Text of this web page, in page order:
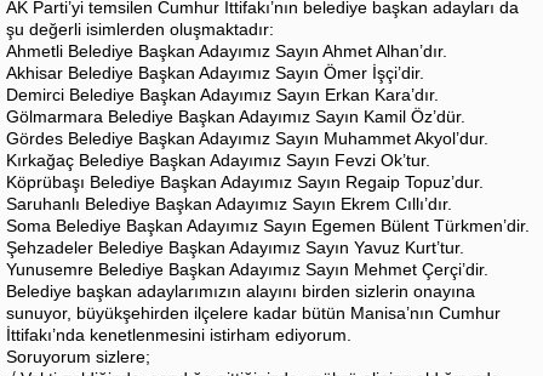
AK Parti’yi temsilen Cumhur İttifakı’nın belediye başkan adayları da
şu değerli isimlerden oluşmaktadır:
Ahmetli Belediye Başkan Adayımız Sayın Ahmet Alhan’dır.
Akhisar Belediye Başkan Adayımız Sayın Ömer İşçi’dir.
Demirci Belediye Başkan Adayımız Sayın Erkan Kara’dır.
Gölmarmara Belediye Başkan Adayımız Sayın Kamil Öz’dür.
Gördes Belediye Başkan Adayımız Sayın Muhammet Akyol’dur.
Kırkağaç Belediye Başkan Adayımız Sayın Fevzi Ok’tur.
Köprübaşı Belediye Başkan Adayımız Sayın Regaip Topuz’dur.
Saruhanlı Belediye Başkan Adayımız Sayın Ekrem Cıllı’dır.
Soma Belediye Başkan Adayımız Sayın Egemen Bülent Türkmen’dir.
Şehzadeler Belediye Başkan Adayımız Sayın Yavuz Kurt’tur.
Yunusemre Belediye Başkan Adayımız Sayın Mehmet Çerçi’dir.
Belediye başkan adaylarımızın alayını birden sizlerin onayına
sunuyor, büyükşehirden ilçelere kadar bütün Manisa’nın Cumhur
İttifakı’nda kenetlenmesini istirham ediyorum.
Soruyorum sizlere;